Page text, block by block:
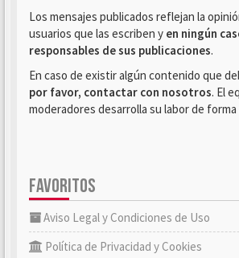
Los mensajes publicados reflejan la
usuarios que las escriben y en ningún
responsables de sus publicaciones.
En caso de existir algún contenido que
por favor, contactar con nosotros. El
moderadores desarrolla su labor de
FAVORITOS
Aviso Legal y Condiciones de Uso
Política de Privacidad y Cookies